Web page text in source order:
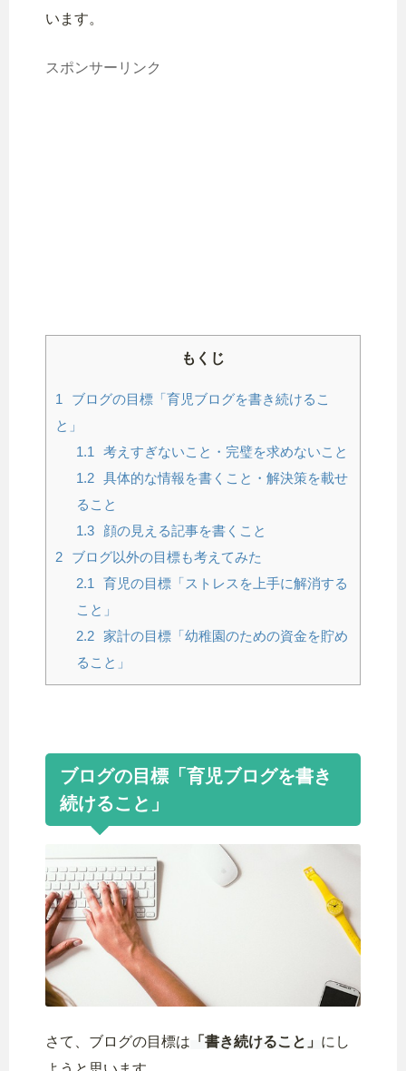
います。
スポンサーリンク
もくじ
1
ブログの目標「育児ブログを書き続けるこ
と」
1.1
考えすぎないこと・完璧を求めないこと
1.2
具体的な情報を書くこと・解決策を載せ
ること
1.3
顔の見える記事を書くこと
2
ブログ以外の目標も考えてみた
2.1
育児の目標「ストレスを上手に解消する
こと」
2.2
家計の目標「幼稚園のための資金を貯め
ること」
ブログの目標「育児ブログを書き
続けること」
さて、ブログの目標は 「書き続けること」 にし